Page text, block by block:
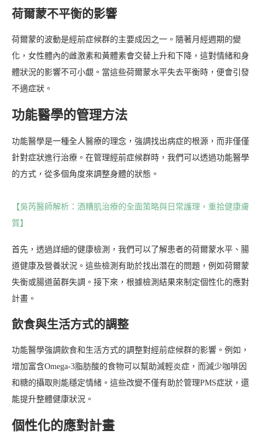
荷爾蒙不平衡的影響
荷爾蒙的波動是經前症候群的主要成因之一。隨著月經週期的變
化，女性體內的雌激素和黃體素會交替上升和下降，這對情緒和身
體狀況的影響不可小覷。當這些荷爾蒙水平失去平衡時，便會引發
不適症狀。
功能醫學的管理方法
功能醫學是一種全人醫療的理念，強調找出病症的根源，而非僅僅
針對症狀進行治療。在管理經前症候群時，我們可以透過功能醫學
的方式，從多個角度來調整身體的狀態。
【吳芮醫師解析：酒糟肌治療的全面策略與日常護理，重拾健康膚
質】
首先，透過詳細的健康檢測，我們可以了解患者的荷爾蒙水平、腸
道健康及營養狀況。這些檢測有助於找出潛在的問題，例如荷爾蒙
失衡或腸道菌群失調。接下來，根據檢測結果來制定個性化的應對
計畫。
飲食與生活方式的調整
功能醫學強調飲食和生活方式的調整對經前症候群的影響。例如，
增加富含Omega-3脂肪酸的食物可以幫助減輕炎症，而減少咖啡因
和糖的攝取則能穩定情緒。這些改變不僅有助於管理PMS症狀，還
能提升整體健康狀況。
個性化的應對計畫